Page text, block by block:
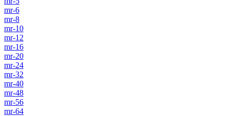
mr-6
mr-8
mr-10
mr-12
mr-16
mr-20
mr-24
mr-32
mr-40
mr-48
mr-56
mr-64